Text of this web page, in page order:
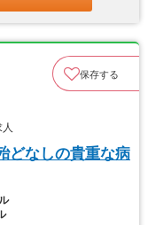
保存する
どなしの貴重な病